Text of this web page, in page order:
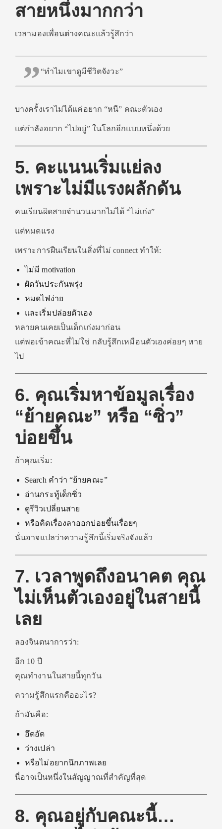
สายหนึ่งมากกว่า
เวลามองเพื่อนต่างคณะแล้วรู้สึกว่า
“ทำไมเขาดูมีชีวิตจังวะ”
บางครั้งเราไม่ได้แค่อยาก “หนี” คณะตัวเอง
แต่กำลังอยาก “ไปอยู่” ในโลกอีกแบบหนึ่งด้วย
5. คะแนนเริ่มแย่ลง
เพราะไม่มีแรงผลักดัน
คนเรียนผิดสายจำนวนมากไม่ได้ “ไม่เก่ง”
แต่หมดแรง
เพราะการฝืนเรียนในสิ่งที่ไม่ connect ทำให้:
ไม่มี motivation
ผัดวันประกันพรุ่ง
หมดไฟง่าย
และเริ่มปล่อยตัวเอง
หลายคนเคยเป็นเด็กเก่งมาก่อน
แต่พอเข้าคณะที่ไม่ใช่ กลับรู้สึกเหมือนตัวเองค่อยๆ หาย
ไป
6. คุณเริ่มหาข้อมูลเรื่อง
“ย้ายคณะ” หรือ “ซิ่ว”
บ่อยขึ้น
ถ้าคุณเริ่ม:
Search คำว่า “ย้ายคณะ”
อ่านกระทู้เด็กซิ่ว
ดูรีวิวเปลี่ยนสาย
หรือคิดเรื่องลาออกบ่อยขึ้นเรื่อยๆ
นั่นอาจแปลว่าความรู้สึกนี้เริ่มจริงจังแล้ว
7. เวลาพูดถึงอนาคต คุณ
ไม่เห็นตัวเองอยู่ในสายนี้
เลย
ลองจินตนาการว่า:
อีก 10 ปี
คุณทำงานในสายนี้ทุกวัน
ความรู้สึกแรกคืออะไร?
ถ้ามันคือ:
อึดอัด
ว่างเปล่า
หรือไม่อยากนึกภาพเลย
นี่อาจเป็นหนึ่งในสัญญาณที่สำคัญที่สุด
8. คุณอยู่กับคณะนี้…